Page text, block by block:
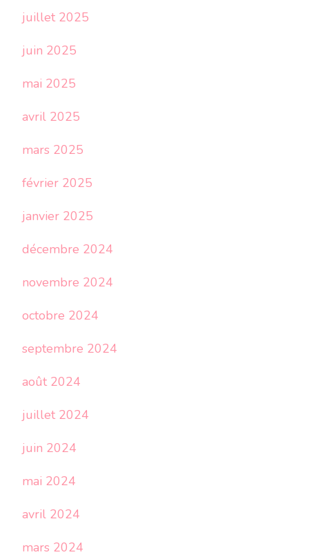
juillet 2025
juin 2025
mai 2025
avril 2025
mars 2025
février 2025
janvier 2025
décembre 2024
novembre 2024
octobre 2024
septembre 2024
août 2024
juillet 2024
juin 2024
mai 2024
avril 2024
mars 2024